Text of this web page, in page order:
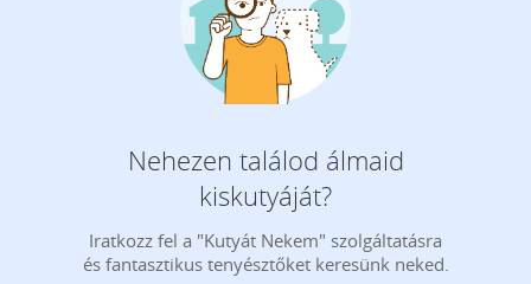
Nehezen találod álmaid
kiskutyáját?
Iratkozz fel a "Kutyát Nekem" szolgáltatásra
és fantasztikus tenyésztőket keresünk neked.